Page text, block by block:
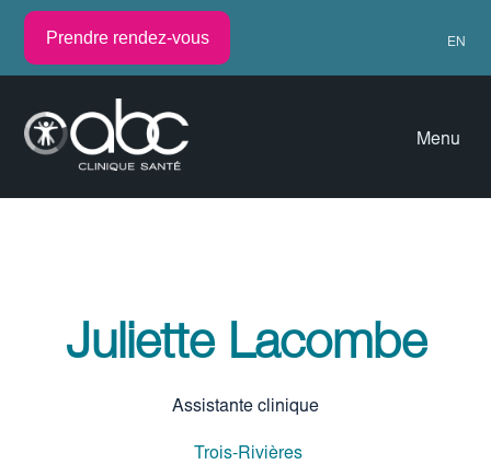
Prendre rendez-vous EN
Menu
Juliette Lacombe
Assistante clinique
Trois-Rivières